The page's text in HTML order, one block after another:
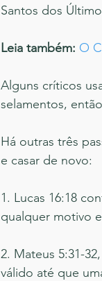
Santos dos
Leia também: O
Alguns críticos
selamentos,
Há outras três
e casar de novo:
1. Lucas 16:18
qualquer motivo
2. Mateus 5:31-
válido até que